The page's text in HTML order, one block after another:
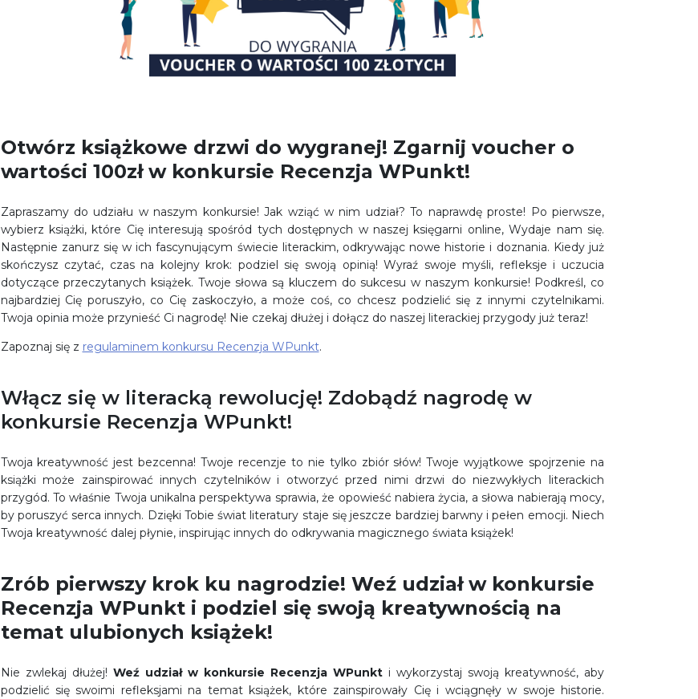
Otwórz książkowe drzwi do wygranej! Zgarnij voucher o
wartości 100zł w konkursie Recenzja WPunkt!
Zapraszamy do udziału w naszym konkursie! Jak wziąć w nim udział? To naprawdę proste! Po pierwsze,
wybierz książki, które Cię interesują spośród tych dostępnych w naszej księgarni online, Wydaje nam się.
Następnie zanurz się w ich fascynującym świecie literackim, odkrywając nowe historie i doznania. Kiedy już
skończysz czytać, czas na kolejny krok: podziel się swoją opinią! Wyraź swoje myśli, refleksje i uczucia
dotyczące przeczytanych książek. Twoje słowa są kluczem do sukcesu w naszym konkursie! Podkreśl, co
najbardziej Cię poruszyło, co Cię zaskoczyło, a może coś, co chcesz podzielić się z innymi czytelnikami.
Twoja opinia może przynieść Ci nagrodę! Nie czekaj dłużej i dołącz do naszej literackiej przygody już teraz!
Zapoznaj się z regulaminem konkursu Recenzja WPunkt.
Włącz się w literacką rewolucję! Zdobądź nagrodę w
konkursie Recenzja WPunkt!
Twoja kreatywność jest bezcenna! Twoje recenzje to nie tylko zbiór słów! Twoje wyjątkowe spojrzenie na
książki może zainspirować innych czytelników i otworzyć przed nimi drzwi do niezwykłych literackich
przygód. To właśnie Twoja unikalna perspektywa sprawia, że opowieść nabiera życia, a słowa nabierają mocy,
by poruszyć serca innych. Dzięki Tobie świat literatury staje się jeszcze bardziej barwny i pełen emocji. Niech
Twoja kreatywność dalej płynie, inspirując innych do odkrywania magicznego świata książek!
Zrób pierwszy krok ku nagrodzie! Weź udział w konkursie
Recenzja WPunkt i podziel się swoją kreatywnością na
temat ulubionych książek!
Nie zwlekaj dłużej! Weź udział w konkursie Recenzja WPunkti wykorzystaj swoją kreatywność, aby
podzielić się swoimi refleksjami na temat książek, które zainspirowały Cię i wciągnęły w swoje historie.